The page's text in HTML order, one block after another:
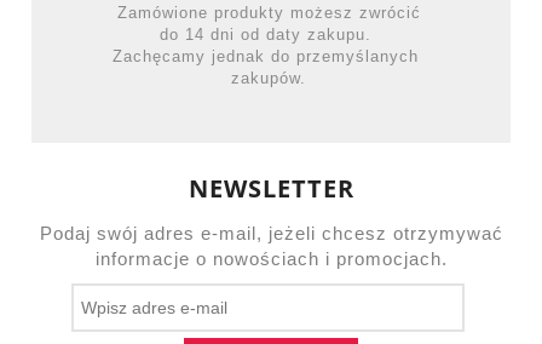
Zamówione produkty możesz zwrócić
do 14 dni od daty zakupu.
Zachęcamy jednak do przemyślanych
zakupów.
NEWSLETTER
Podaj swój adres e-mail, jeżeli chcesz otrzymywać
informacje o nowościach i promocjach.